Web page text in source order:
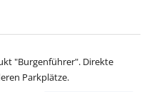
"Burgenführer". Direkte
Parkplätze.